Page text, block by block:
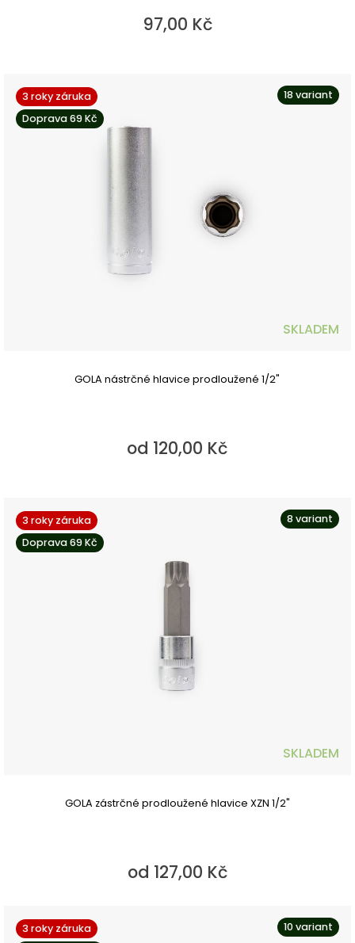
97,00 Kč
18 variant
3 roky záruka
Doprava 69 Kč
SKLADEM
GOLA nástrčné hlavice prodloužené 1/2"
od 120,00 Kč
8 variant
3 roky záruka
Doprava 69 Kč
SKLADEM
GOLA zástrčné prodloužené hlavice XZN 1/2"
od 127,00 Kč
10 variant
3 roky záruka